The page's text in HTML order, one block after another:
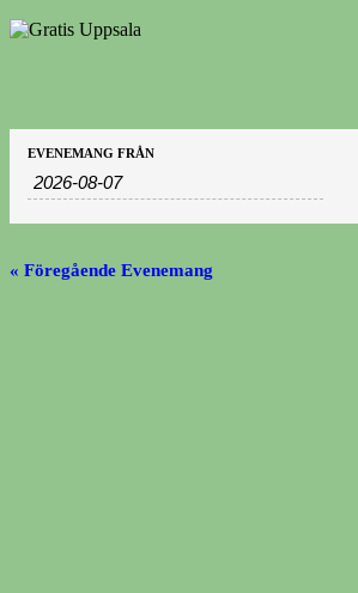
Evenemang
Search
and
Navigation
EVENEMANG FRÅN
« Föregående Evenemang